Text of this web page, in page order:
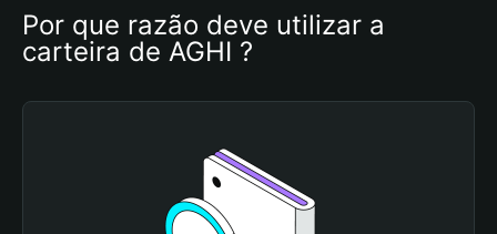
Por que razão deve utilizar a
carteira de AGHI ?